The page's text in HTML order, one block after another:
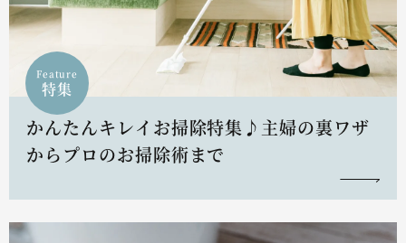
Feature
特集
かんたんキレイお掃除特集♪主婦の裏ワザ
からプロのお掃除術まで